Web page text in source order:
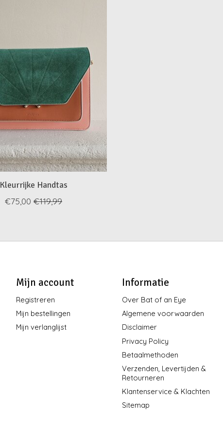
Kleurrijke Handtas
€75,00 €119,99
Mijn account
Registreren
Mijn bestellingen
Mijn verlanglijst
Informatie
Over Bat of an Eye
Algemene voorwaarden
Disclaimer
Privacy Policy
Betaalmethoden
Verzenden, Levertijden &
Retourneren
Klantenservice & Klachten
Sitemap